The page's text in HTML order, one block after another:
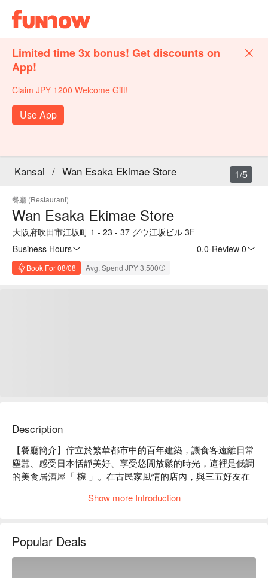
Limited time 3x bonus! Get discounts on
App!
Claim JPY 1200 Welcome Gift!
Use App
Kansai / Wan Esaka Ekimae Store
餐廳 (Restaurant)
Wan Esaka Ekimae Store
大阪府吹田市江坂町 1 - 23 - 37 グウ江坂ビル 3F
Business Hours
0.0 Review 0
Book For 08/08 Avg. Spend JPY 3,500
1/5
Description
【餐廳簡介】佇立於繁華都市中的百年建築，讓食客遠離日常
塵囂、感受日本恬靜美好、享受悠閒放鬆的時光，這裡是低調
的美食居酒屋「 椀 」。在古民家風情的店內，與三五好友在
【店家氛圍】「美食居酒屋 椀」的裝潢概念是營造出 “ 100 年
間。在匠人精心設計的沈穩日式氛圍中，以美酒佳餚招待來
客、帶您品味日常之美。此外，如同店名「椀」（碗）一樣，
Show more Introduction
Popular Deals